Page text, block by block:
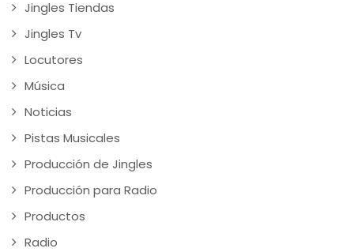
Jingles Tiendas
Jingles Tv
Locutores
Música
Noticias
Pistas Musicales
Producción de Jingles
Producción para Radio
Productos
Radio